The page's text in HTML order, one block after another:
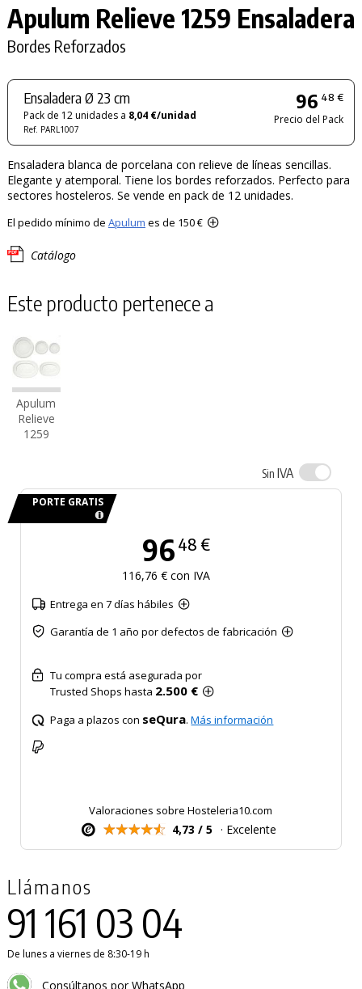
Apulum Relieve 1259 Ensaladera
Bordes Reforzados
Ensaladera Ø 23 cm
Pack de 12 unidades a 8,04 €/unidad
Ref. PARL1007
96 48 €
Precio del Pack
Ensaladera blanca de porcelana con relieve de líneas sencillas.
Elegante y atemporal. Tiene los bordes reforzados. Perfecto para
sectores hosteleros. Se vende en pack de 12 unidades.
El pedido mínimo de Apulum es de 150 €
Catálogo
Este producto pertenece a
Apulum
Relieve
1259
Sin IVA
PORTE GRATIS
96 48 €
116,76 € con IVA
Entrega en 7 días hábiles
Garantía de 1 año por defectos de fabricación
Tu compra está asegurada por
Trusted Shops hasta 2.500 €
Paga a plazos con seQura.Más información
Valoraciones sobre Hosteleria10.com
4,73 / 5 · Excelente
Llámanos
91 161 03 04
De lunes a viernes de 8:30-19 h
Consúltanos por WhatsApp